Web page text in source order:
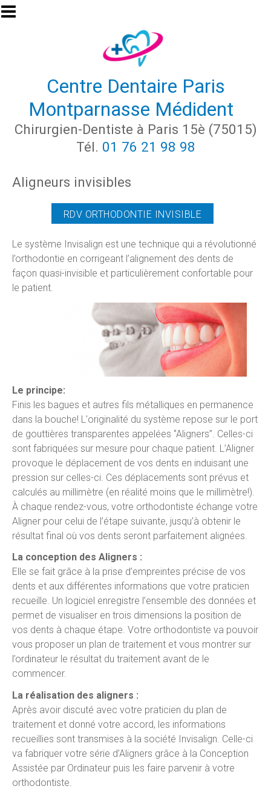
Aller au contenu principal
Centre Dentaire Paris
Montparnasse Médident
Chirurgien-Dentiste à Paris 15è (75015)
Tél. 01 76 21 98 98
Aligneurs invisibles
RDV ORTHODONTIE INVISIBLE
Le système Invisalign est une technique qui a révolutionné
l’orthodontie en corrigeant l’alignement des dents de
façon quasi-invisible et particulièrement confortable pour
le patient.
Le principe:
Finis les bagues et autres fils métalliques en permanence
dans la bouche! L'originalité du système repose sur le port
de gouttières transparentes appelées ‘’Aligners’’. Celles-ci
sont fabriquées sur mesure pour chaque patient. L’Aligner
provoque le déplacement de vos dents en induisant une
pression sur celles-ci. Ces déplacements sont prévus et
calculés au millimètre (en réalité moins que le millimètre!).
À chaque rendez-vous, votre orthodontiste échange votre
Aligner pour celui de l’étape suivante, jusqu’à obtenir le
résultat final où vos dents seront parfaitement alignées.
La conception des Aligners :
Elle se fait grâce à la prise d’empreintes précise de vos
dents et aux différentes informations que votre praticien
recueille. Un logiciel enregistre l’ensemble des données et
permet de visualiser en trois dimensions la position de
vos dents à chaque étape. Votre orthodontiste va pouvoir
vous proposer un plan de traitement et vous montrer sur
l’ordinateur le résultat du traitement avant de le
commencer.
La réalisation des aligners :
Après avoir discuté avec votre praticien du plan de
traitement et donné votre accord, les informations
recueillies sont transmises à la société Invisalign. Celle-ci
va fabriquer votre série d’Aligners grâce à la Conception
Assistée par Ordinateur puis les faire parvenir à votre
orthodontiste.